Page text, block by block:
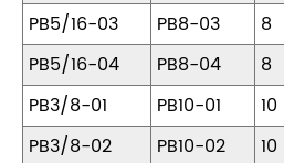
PB5/16-03
PB8-03 8
PB5/16-04
PB8-04 8
PB3/8-01
PB10-01 10
PB3/8-02
PB10-02 10